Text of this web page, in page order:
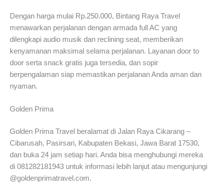
Dengan harga mulai Rp.250.000, Bintang Raya Travel
menawarkan perjalanan dengan armada full AC yang
dilengkapi audio musik dan reclining seat, memberikan
kenyamanan maksimal selama perjalanan. Layanan door to
door serta snack gratis juga tersedia, dan sopir
berpengalaman siap memastikan perjalanan Anda aman dan
nyaman.
Golden Prima
Golden Prima Travel beralamat di Jalan Raya Cikarang –
Cibarusah, Pasirsari, Kabupaten Bekasi, Jawa Barat 17530,
dan buka 24 jam setiap hari. Anda bisa menghubungi mereka
di 081282181943 untuk informasi lebih lanjut atau mengunjungi
@goldenprimatravel.com.